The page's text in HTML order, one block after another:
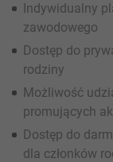
Indywidualny
zawodowego
Dostęp do
rodziny
Możliwość
promujących
Dostęp do
dla członków